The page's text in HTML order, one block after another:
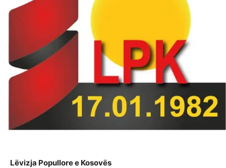
Lëvizja Popullore e Kosovës